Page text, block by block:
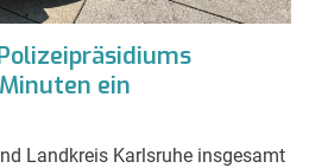
ein
Landkreis Karlsruhe insgesamt